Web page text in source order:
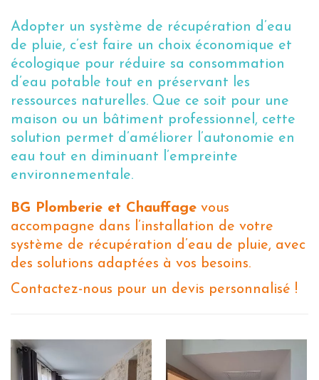
Adopter un système de récupération d’eau
de pluie, c’est faire un choix économique et
écologique pour réduire sa consommation
d’eau potable tout en préservant les
ressources naturelles. Que ce soit pour une
maison ou un bâtiment professionnel, cette
solution permet d’améliorer l’autonomie en
eau tout en diminuant l’empreinte
environnementale.
BG Plomberie et Chauffage vous
accompagne dans l’installation de votre
système de récupération d’eau de pluie, avec
des solutions adaptées à vos besoins.
Contactez-nous pour un devis personnalisé !